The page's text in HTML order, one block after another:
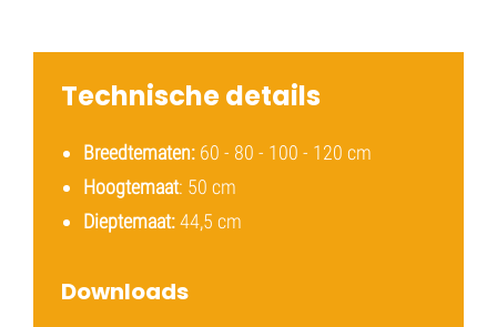
Technische details
Breedtematen: 60 - 80 - 100 - 120 cm
Hoogtemaat: 50 cm
Dieptemaat:44,5 cm
Downloads